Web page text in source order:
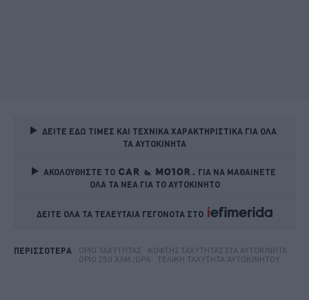
ΔΕΙΤΕ ΕΔΩ ΤΙΜΕΣ ΚΑΙ ΤΕΧΝΙΚΑ ΧΑΡΑΚΤΗΡΙΣΤΙΚΑ ΓΙΑ ΟΛΑ
ΤΑ ΑΥΤΟΚΙΝΗΤΑ
ΑΚΟΛΟΥΘΗΣΤΕ ΤΟ
ΓΙΑ ΝΑ ΜΑΘΑΙΝΕΤΕ
ΟΛΑ ΤΑ ΝΕΑ ΓΙΑ ΤΟ ΑΥΤΟΚΙΝΗΤΟ
ΔΕΙΤΕ ΟΛΑ ΤΑ ΤΕΛΕΥΤΑΙΑ ΓΕΓΟΝΟΤΑ ΣΤΟ
ΠΕΡΙΣΣΟΤΕΡΑ ΌΡΙΟ ΤΑΧΎΤΗΤΑΣ
ΚΌΦΤΗΣ ΤΑΧΎΤΗΤΑΣ ΣΤΑ ΑΥΤΟΚΊΝΗΤΑ
ΌΡΙΟ 250 ΧΛΜ./ΏΡΑ
ΤΕΛΙΚΉ ΤΑΧΎΤΗΤΑ ΑΥΤΟΚΙΝΉΤΟΥ